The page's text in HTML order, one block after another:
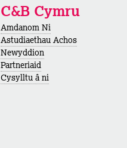
C&B Cymru
Amdanom Ni
Astudiaethau Achos
Newyddion
Partneriaid
Cysylltu â ni